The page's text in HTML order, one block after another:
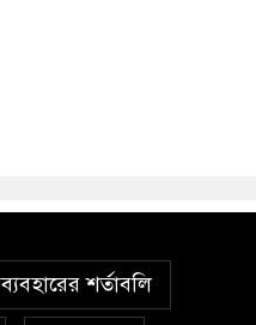
ব্যবহারের শর্তাবলি